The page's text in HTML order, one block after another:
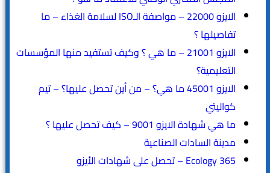
الايزو 22000 – مواصفة الـISO لسلامة الغذاء – ما
تفاصيلها ؟
الايزو 21001 – ما هي ؟ وكيف تستفيد منها المؤسسات
التعليمية؟
الايزو 45001 ما هي؟ – من أين تحصل عليها؟ – تيم
كواليتي
ما هي شهادة الايزو 9001 – كيف تحصل عليها ؟
مدينة السادات الصناعية
365 Ecology – تحصل على شهادات الأيزو